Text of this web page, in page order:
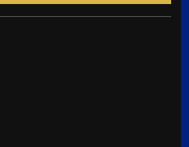
Annette Hessel – SUB (Anni-Frid)